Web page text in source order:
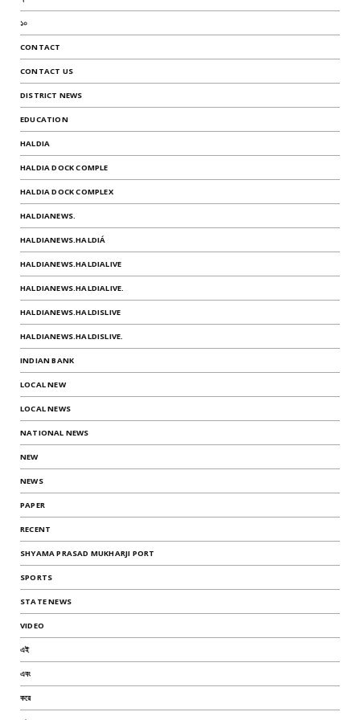
১০
CONTACT
CONTACT US
DISTRICT NEWS
EDUCATION
HALDIA
HALDIA DOCK COMPLE
HALDIA DOCK COMPLEX
HALDIANEWS.
HALDIANEWS.HALDIÁ
HALDIANEWS.HALDIALIVE
HALDIANEWS.HALDIALIVE.
HALDIANEWS.HALDISLIVE
HALDIANEWS.HALDISLIVE.
INDIAN BANK
LOCAL NEW
LOCAL NEWS
NATIONAL NEWS
NEW
NEWS
PAPER
RECENT
SHYAMA PRASAD MUKHARJI PORT
SPORTS
STATE NEWS
VIDEO
এই
এবং
করে